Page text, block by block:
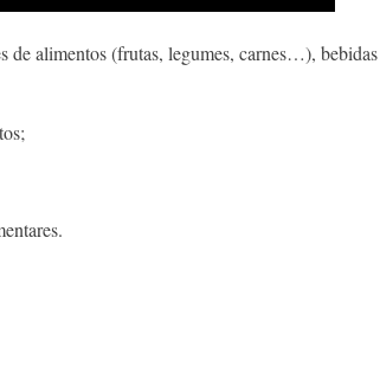
alimentos (frutas, legumes, carnes…),